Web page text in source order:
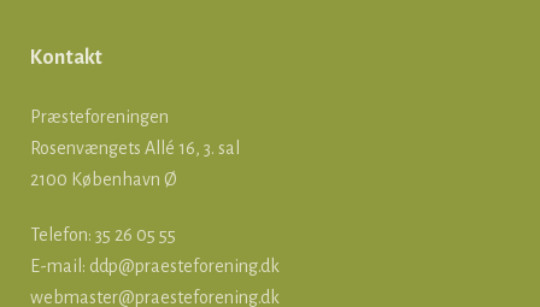
Kontakt
Præsteforeningen
Rosenvængets Allé 16, 3. sal
2100 København Ø
Telefon: 35 26 05 55
E-mail: ddp@praesteforening.dk
webmaster@praesteforening.dk